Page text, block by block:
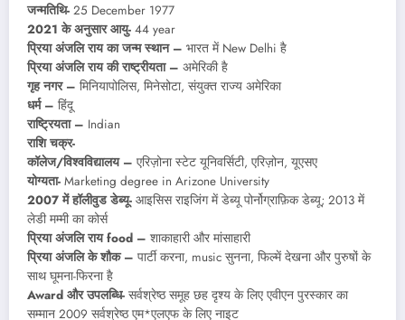
जन्मतिथि- 25 December 1977
2021 के अनुसार आयु- 44 year
प्रिया अंजलि राय का जन्म स्थान – भारत में New Delhi है
प्रिया अंजलि राय की राष्ट्रीयता – अमेरिकी है
गृह नगर – मिनियापोलिस, मिनेसोटा, संयुक्त राज्य अमेरिका
धर्म – हिंदू
राष्ट्रियता – Indian
राशि चक्र-
कॉलेज/विश्वविद्यालय – एरिज़ोना स्टेट यूनिवर्सिटी, एरिज़ोन, यूएसए
योग्यता- Marketing degree in Arizone University
2007 में हॉलीवुड डेब्यू- आइसिस राइजिंग में डेब्यू पोर्नोग्राफ़िक डेब्यू; 2013 में
लेडी मम्मी का कोर्स
प्रिया अंजलि राय food – शाकाहारी और मांसाहारी
प्रिया अंजलि के शौक – पार्टी करना, music सुनना, फिल्में देखना और पुरुषों के
साथ घूमना-फिरना है
Award और उपलब्धि- सर्वश्रेष्ठ समूह छह दृश्य के लिए एवीएन पुरस्कार का
सम्मान 2009 सर्वश्रेष्ठ एम*एलएफ के लिए नाइट